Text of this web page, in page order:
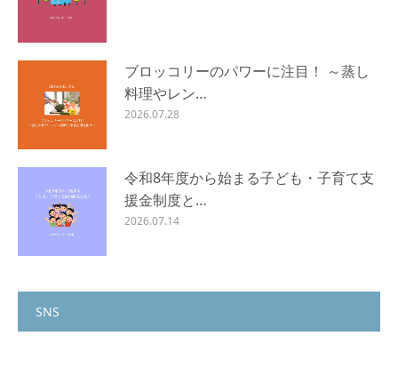
ブロッコリーのパワーに注目！ ～蒸し
料理やレン…
2026.07.28
令和8年度から始まる子ども・子育て支
援金制度と…
2026.07.14
SNS